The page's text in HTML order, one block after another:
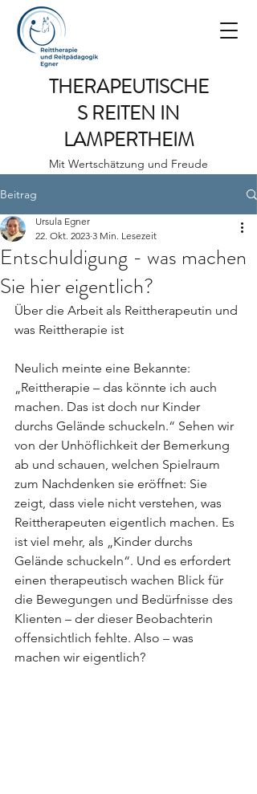
THERAPEUTISCHE
S REITEN IN
LAMPERTHEIM
Mit Wertschätzung und Freude
Beitrag
Entschuldigung - was machen
Sie hier eigentlich?
Ursula Egner
22. Okt. 2023 3 Min. Lesezeit
Über die Arbeit als Reittherapeutin und
was Reittherapie ist
Neulich meinte eine Bekannte:
„Reittherapie – das könnte ich auch
machen. Das ist doch nur Kinder
durchs Gelände schuckeln.“ Sehen wir
von der Unhöflichkeit der Bemerkung
ab und schauen, welchen Spielraum
zum Nachdenken sie eröffnet: Sie
zeigt, dass viele nicht verstehen, was
Reittherapeuten eigentlich machen. Es
ist viel mehr, als „Kinder durchs
Gelände schuckeln“. Und es erfordert
einen therapeutisch wachen Blick für
die Bewegungen und Bedürfnisse des
Klienten – der dieser Beobachterin
offensichtlich fehlte. Also – was
machen wir eigentlich?